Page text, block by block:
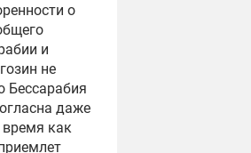
о
и
не
Бессарабия
даже
как